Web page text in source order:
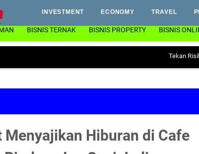
INVESTMENT ECONOMY TRAVEL
BISNIS TERNAK BISNIS PROPERTY BISNIS
Tekan Risiko
Menyajikan Hiburan di Cafe